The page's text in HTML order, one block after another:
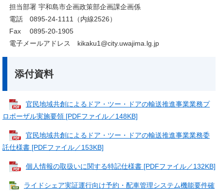
担当部署 宇和島市企画政策部企画課企画係
電話 0895-24-1111（内線2526）
Fax 0895-20-1905
電子メールアドレス kikaku1@city.uwajima.lg.jp
添付資料
官民地域共創によるドア・ツー・ドアの輸送推進事業業務プ
ロポーザル実施要領 [PDFファイル／148KB]
官民地域共創によるドア・ツー・ドアの輸送推進事業業務委
託仕様書 [PDFファイル／153KB]
個人情報の取扱いに関する特記仕様書 [PDFファイル／132KB]
ライドシェア実証運行向け予約・配車管理システム機能要件確